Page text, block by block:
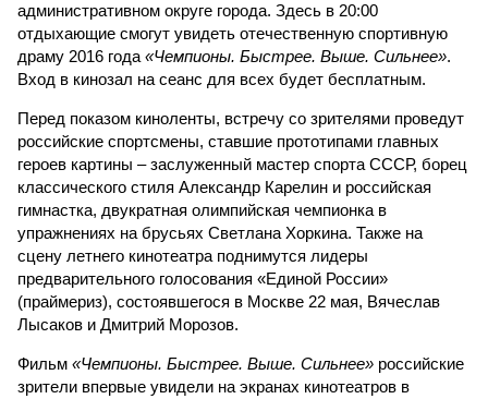
административном округе города. Здесь в 20:00
отдыхающие смогут увидеть отечественную спортивную
драму 2016 года «Чемпионы. Быстрее. Выше. Сильнее».
Вход в кинозал на сеанс для всех будет бесплатным.
Перед показом киноленты, встречу со зрителями проведут
российские спортсмены, ставшие прототипами главных
героев картины – заслуженный мастер спорта СССР, борец
классического стиля Александр Карелин и российская
гимнастка, двукратная олимпийская чемпионка в
упражнениях на брусьях Светлана Хоркина. Также на
сцену летнего кинотеатра поднимутся лидеры
предварительного голосования «Единой России»
(праймериз), состоявшегося в Москве 22 мая, Вячеслав
Лысаков и Дмитрий Морозов.
Фильм «Чемпионы. Быстрее. Выше. Сильнее» российские
зрители впервые увидели на экранах кинотеатров в